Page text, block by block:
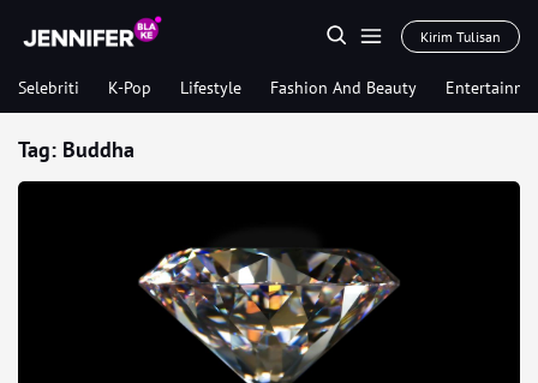
Kirim Tulisan
Selebriti K-Pop Lifestyle Fashion And Beauty
Tag: Buddha